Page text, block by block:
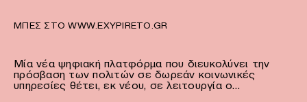
ΜΠΕΣ ΣΤΟ WWW.EXYPIRETO.GR
Μία νέα ψηφιακή πλατφόρμα που διευκολύνει την
πρόσβαση των πολιτών σε δωρεάν κοινωνικές
υπηρεσίες θέτει, εκ νέου, σε λειτουργία ο…